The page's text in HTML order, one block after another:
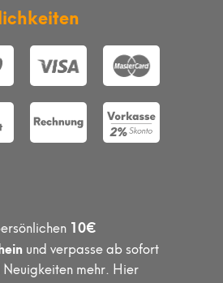
10€
und verpasse ab sofort
mehr. Hier